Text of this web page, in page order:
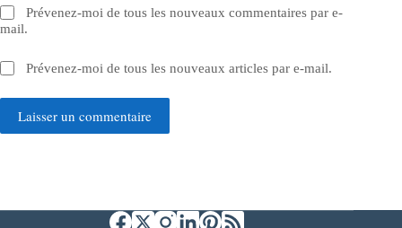
Prévenez-moi de tous les nouveaux commentaires par e-
mail.
Prévenez-moi de tous les nouveaux articles par e-mail.
Laisser un commentaire